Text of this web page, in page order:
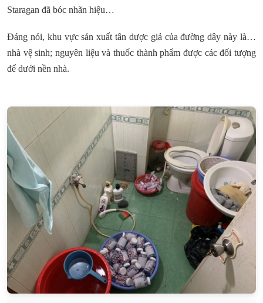
Staragan đã bóc nhãn hiệu…
Đáng nói, khu vực sản xuất tân dược giả của đường dây này là…
nhà vệ sinh; nguyên liệu và thuốc thành phẩm được các đối tượng
để dưới nền nhà.